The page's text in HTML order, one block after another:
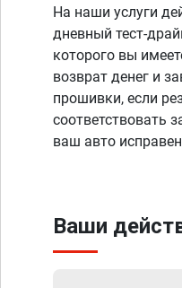
На наши услуги
дневный тест-
которого вы
возврат денег и
прошивки, если
соответствовать
ваш авто
Ваши